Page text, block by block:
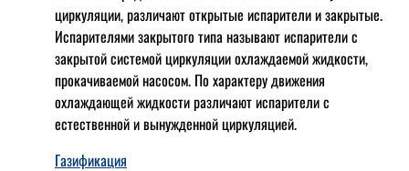
циркуляции, различают открытые испарители и закрытые.
Испарителями закрытого типа называют испарители с
закрытой системой циркуляции охлаждаемой жидкости,
прокачиваемой насосом. По характеру движения
охлаждающей жидкости различают испарители с
естественной и вынужденной циркуляцией.
Газификация